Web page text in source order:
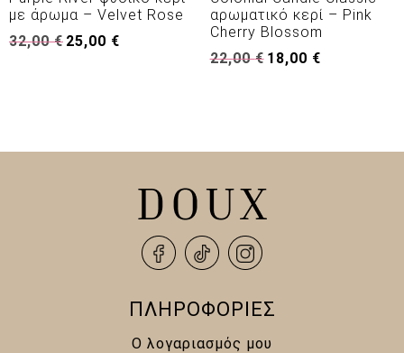
με άρωμα – Velvet Rose
32,00€ Original
25,00 €
αρωματικό κερί – Pink
Cherry Blossom
22,00€ Original
18,00 €Η
ΠΛΗΡΟΦΟΡΙΕΣ
Ο λογαριασμός μου